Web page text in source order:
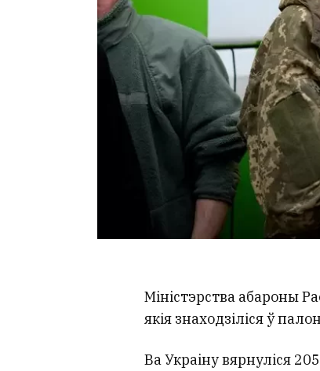
Міністэрства абароны
якія знаходзіліся ў
Ва Украіну вярнуліся